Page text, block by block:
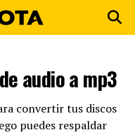
audio a mp3
convertir tus discos
puedes respaldar